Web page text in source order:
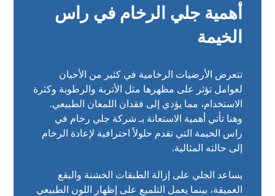
أهمية جلي الرخام في راس
الخيمة
تتعرض الأرضيات الرخامية في كثير من الأحيان
لعوامل تؤثر على مظهرها مثل الأتربة والرطوبة وكثرة
الاستخدام، مما يؤدي إلى فقدان اللمعان الطبيعي.
وهنا تأتي أهمية الاستعانة بـ شركة جلي رخام في
راس الخيمة التي تقدم حلولاً احترافية لإعادة الرخام
إلى حالته المثالية.
يساعد الجلي على إزالة الطبقات الخشنة والبقع
العميقة، بينما يعمل التلميع على إظهار اللون الطبيعي